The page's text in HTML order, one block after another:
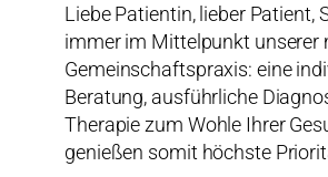
Liebe Patientin, lieber Patient,
immer im Mittelpunkt unserer
Gemeinschaftspraxis: eine
Beratung, ausführliche
Therapie zum Wohle Ihrer
genießen somit höchste